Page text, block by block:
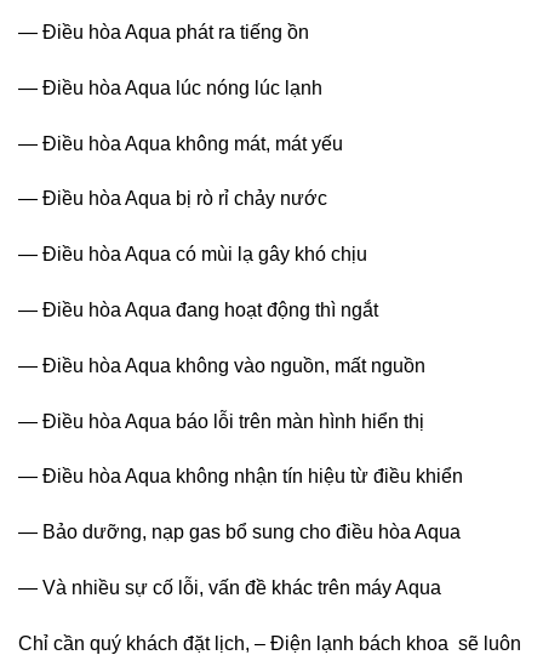
— Điều hòa Aqua phát ra tiếng ồn
— Điều hòa Aqua lúc nóng lúc lạnh
— Điều hòa Aqua không mát, mát yếu
— Điều hòa Aqua bị rò rỉ chảy nước
— Điều hòa Aqua có mùi lạ gây khó chịu
— Điều hòa Aqua đang hoạt động thì ngắt
— Điều hòa Aqua không vào nguồn, mất nguồn
— Điều hòa Aqua báo lỗi trên màn hình hiển thị
— Điều hòa Aqua không nhận tín hiệu từ điều khiển
— Bảo dưỡng, nạp gas bổ sung cho điều hòa Aqua
— Và nhiều sự cố lỗi, vấn đề khác trên máy Aqua
Chỉ cần quý khách đặt lịch, – Điện lạnh bách khoa sẽ luôn